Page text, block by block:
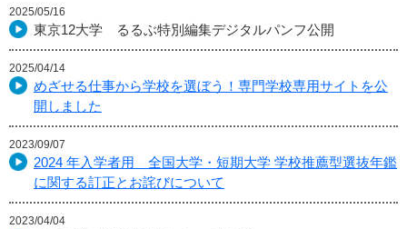
2025/05/16
東京12大学 るるぶ特別編集デジタルパンフ公開
2025/04/14
めざせる仕事から学校を選ぼう！専門学校専用サイトを公
開しました
2023/09/07
2024 年入学者用 全国大学・短期大学 学校推薦型選抜年鑑
に関する訂正とお詫びについて
2023/04/04